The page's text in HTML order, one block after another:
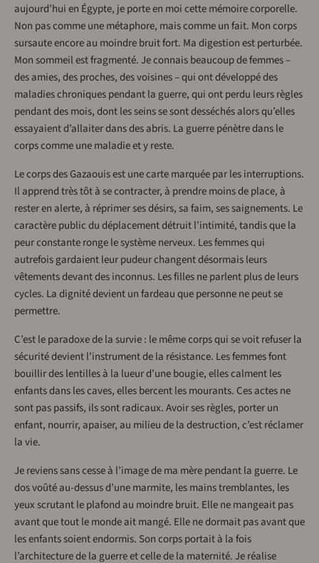
aujourd’hui en Égypte, je porte en moi cette mémoire corporelle.
Non pas comme une métaphore, mais comme un fait. Mon corps
sursaute encore au moindre bruit fort. Ma digestion est perturbée.
Mon sommeil est fragmenté. Je connais beaucoup de femmes –
des amies, des proches, des voisines – qui ont développé des
maladies chroniques pendant la guerre, qui ont perdu leurs règles
pendant des mois, dont les seins se sont desséchés alors qu’elles
essayaient d’allaiter dans des abris. La guerre pénètre dans le
corps comme une maladie et y reste.
Le corps des Gazaouis est une carte marquée par les interruptions.
Il apprend très tôt à se contracter, à prendre moins de place, à
rester en alerte, à réprimer ses désirs, sa faim, ses saignements. Le
caractère public du déplacement détruit l’intimité, tandis que la
peur constante ronge le système nerveux. Les femmes qui
autrefois gardaient leur pudeur changent désormais leurs
vêtements devant des inconnus. Les filles ne parlent plus de leurs
cycles. La dignité devient un fardeau que personne ne peut se
permettre.
C’est le paradoxe de la survie : le même corps qui se voit refuser la
sécurité devient l’instrument de la résistance. Les femmes font
bouillir des lentilles à la lueur d’une bougie, elles calment les
enfants dans les caves, elles bercent les mourants. Ces actes ne
sont pas passifs, ils sont radicaux. Avoir ses règles, porter un
enfant, nourrir, apaiser, au milieu de la destruction, c’est réclamer
la vie.
Je reviens sans cesse à l’image de ma mère pendant la guerre. Le
dos voûté au-dessus d’une marmite, les mains tremblantes, les
yeux scrutant le plafond au moindre bruit. Elle ne mangeait pas
avant que tout le monde ait mangé. Elle ne dormait pas avant que
les enfants soient endormis. Son corps portait à la fois
l’architecture de la guerre et celle de la maternité. Je réalise